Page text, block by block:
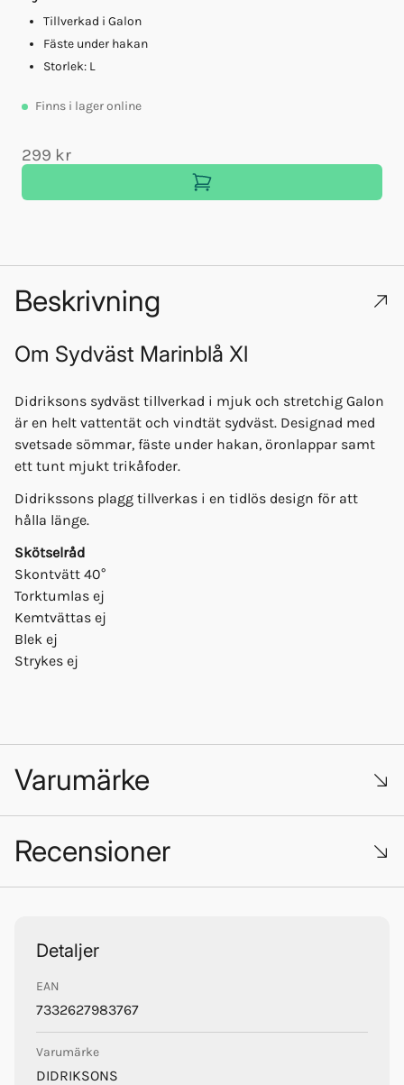
Tillverkad i Galon
Fäste under hakan
Storlek: L
Finns i lager online
299 kr
Beskrivning
Om Sydväst Marinblå Xl
Didriksons sydväst tillverkad i mjuk och stretchig Galon
är en helt vattentät och vindtät sydväst. Designad med
svetsade sömmar, fäste under hakan, öronlappar samt
ett tunt mjukt trikåfoder.
Didrikssons plagg tillverkas i en tidlös design för att
hålla länge.
Skötselråd
Skontvätt 40°
Torktumlas ej
Kemtvättas ej
Blek ej
Strykes ej
Varumärke
Recensioner
Detaljer
EAN
7332627983767
Varumärke
DIDRIKSONS